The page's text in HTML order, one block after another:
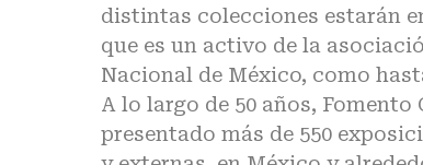
distintas colecciones estarán
que es un activo de la
Nacional de México, como
A lo largo de 50 años,
presentado más de 550